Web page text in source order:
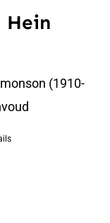
Hein
(1910-